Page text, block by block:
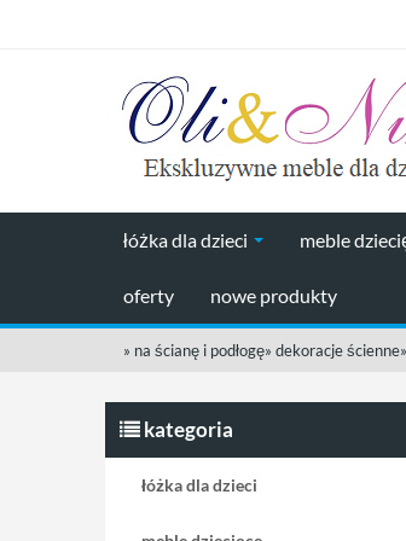
łóżka dla dzieci meble
oferty nowe produkty
» na ścianę i podłogę» dekoracje ścienne»
kategoria
łóżka dla dzieci